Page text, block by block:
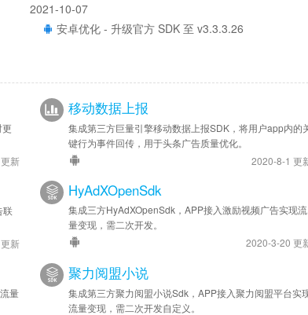
2021-10-07
安卓优化 - 升级官方 SDK 至 v3.3.3.26
新
移动数据上报
集成第三方巨量引擎移动数据上报SDK，将用户app内的
键行为事件回传，用于头条广告质量优化。
2020-8-1 更
联
新
HyAdXOpenSdk
集成三方HyAdXOpenSdk，APP接入激励视频广告实现流
量变现，需二次开发。
2020-3-20 更
量
聚力阅盟小说
集成第三方聚力阅盟小说Sdk，APP接入聚力阅盟平台实
流量变现，需二次开发自定义。